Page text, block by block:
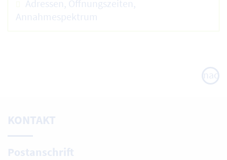
Adressen, Öffnungszeiten,
Annahmespektrum
nach
oben
KONTAKT
Postanschrift